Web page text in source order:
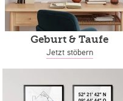
Geburt & Taufe
Jetzt stöbern